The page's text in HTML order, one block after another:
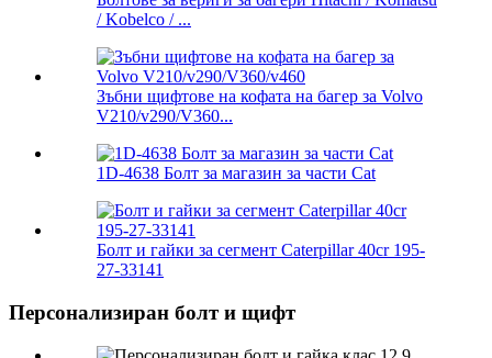
/ Kobelco / ...
Зъбни щифтове на кофата на багер за Volvo
V210/v290/V360...
1D-4638 Болт за магазин за части Cat
Болт и гайки за сегмент Caterpillar 40cr 195-
27-33141
Персонализиран болт и щифт